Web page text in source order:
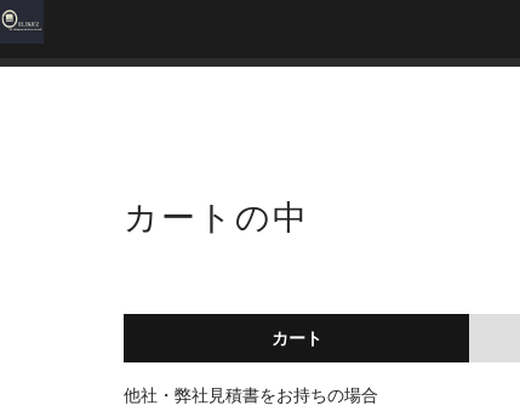
カートの中
カート
他社・弊社見積書をお持ちの場合